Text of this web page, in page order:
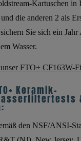
Kartuschen in
die anderen 2 als
Sie sich ein
Wasser.
FTO+ CF163W-
Keramik-
den NSF/ANSI-